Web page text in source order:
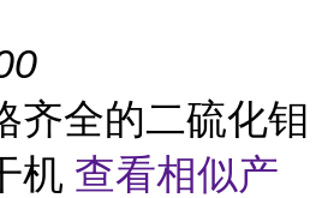
齐全的二硫化钼
机 查看相似产